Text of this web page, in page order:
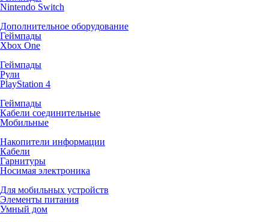
Nintendo Switch
Дополнительное оборудование
Геймпады
Xbox One
Геймпады
Рули
PlayStation 4
Геймпады
Кабели соединительные
Мобильные
Накопители информации
Кабели
Гарнитуры
Носимая электроника
Для мобильных устройств
Элементы питания
Умный дом